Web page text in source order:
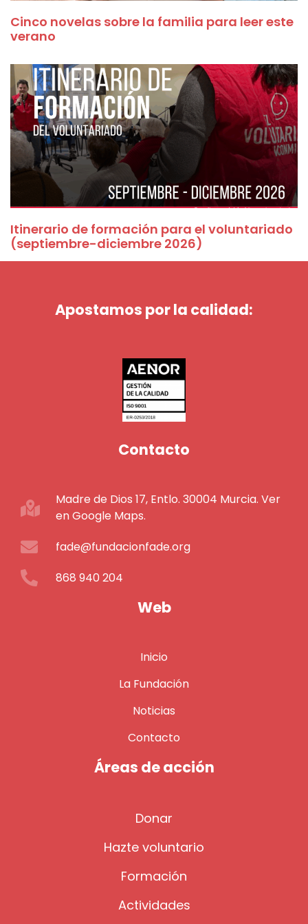
Cinco novelas sobre la familia para leer este
verano
Itinerario de formación para el voluntariado
(septiembre-diciembre 2026)
Apostamos por la calidad:
Contacto
Madre de Dios 17, Entlo. 30004 Murcia. Ver
en Google Maps.
fade@fundacionfade.org
868 940 204
Web
Inicio
La Fundación
Noticias
Contacto
Áreas de acción
Donar
Hazte voluntario
Formación
Actividades